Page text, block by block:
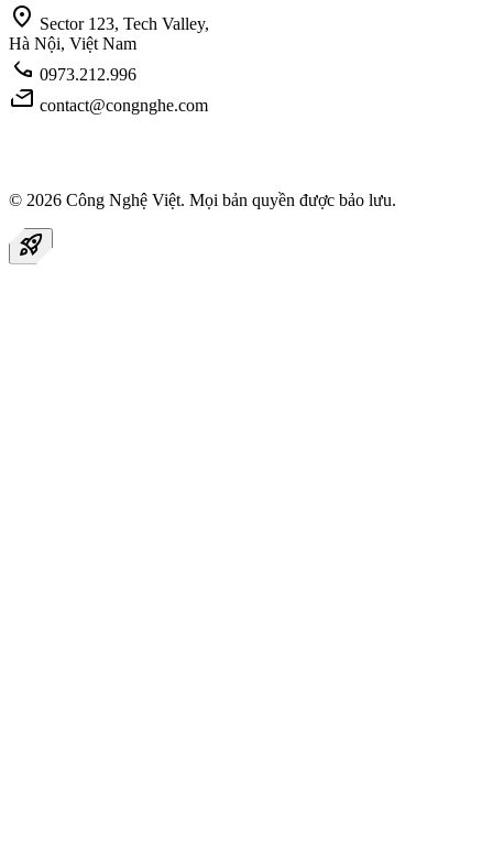
location_on Sector 123, Tech Valley,
Hà Nội, Việt Nam
call 0973.212.996
mail contact@congnghe.com
© 2026 Công Nghệ Việt. Mọi bản quyền được bảo lưu.
rocket_launch